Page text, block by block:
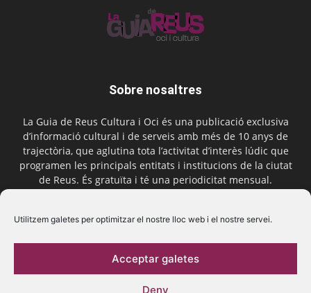
Utilitzem galetes per optimitzar el nostre lloc web i el nostre servei.
Acceptar galetes
Deny
Sobre nosaltres
La Guia de Reus Cultura i Oci és una publicació exclusiva
d’informació cultural i de serveis amb més de 10 anys de
trajectòria, que aglutina tota l’activitat d’interès lúdic que
programen les principals entitats i institucions de la ciutat
de Reus. És gratuïta i té una periodicitat mensual.
Segueix-nos